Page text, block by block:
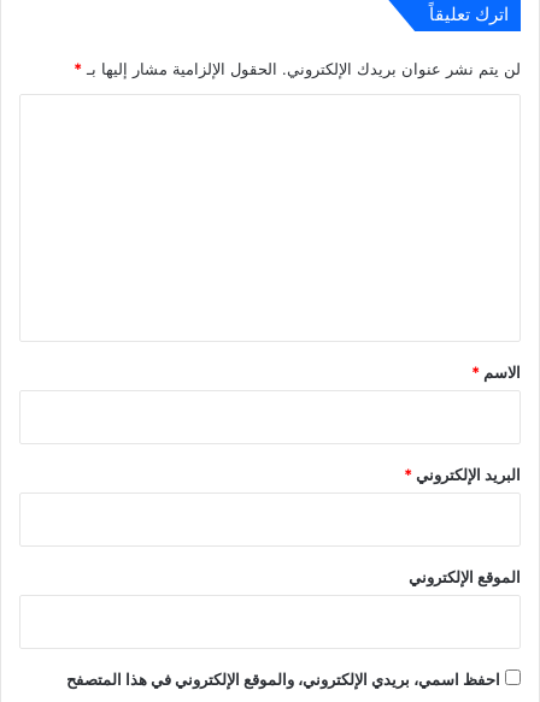
اترك تعليقاً
لن يتم نشر عنوان بريدك الإلكتروني. الحقول الإلزامية مشار إليها بـ *
*
الاسم *
البريد الإلكتروني*
الموقع الإلكتروني
احفظ اسمي، بريدي الإلكتروني، والموقع الإلكتروني في هذا المتصفح